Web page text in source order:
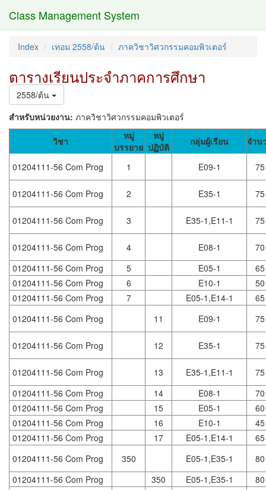
Class Management System
Index เทอม 2558/ต้น ภาควิชาวิศวกรรมคอมพิวเตอร์
ตารางเรียนประจำภาคการศึกษา
2558/ต้น
สำหรับหน่วยงาน: ภาควิชาวิศวกรรมคอมพิวเตอร์
วิชา
หมู่
บรรยาย
หมู่
ปฏิบัติ
กลุ่มผู้เรียน จำน
01204111-56 Com Prog 1 E09-1 75
01204111-56 Com Prog 2 E35-1 75
01204111-56 Com Prog 3 E35-1,E11-1 75
01204111-56 Com Prog 4 E08-1
70
01204111-56 Com Prog
5 E05-1
65
01204111-56 Com Prog
6 E10-1
50
01204111-56 Com Prog
7 E05-1,E14-1
65
01204111-56 Com Prog
11 E09-1 75
01204111-56 Com Prog 12 E35-1 75
01204111-56 Com Prog 13 E35-1,E11-1
75
01204111-56 Com Prog
14 E08-1
70
01204111-56 Com Prog
15 E05-1
60
01204111-56 Com Prog
16 E10-1
45
01204111-56 Com Prog
17 E05-1,E14-1
65
01204111-56 Com Prog
350 E05-1,E35-1
80
01204111-56 Com Prog
350 E05-1,E35-1
80